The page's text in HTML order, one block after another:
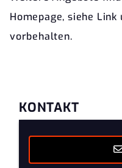
Homepage, siehe
vorbehalten.
KONTAKT